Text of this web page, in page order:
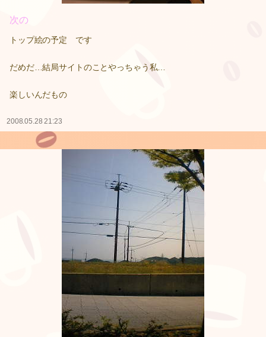
次の
トップ絵の予定 です
だめだ…結局サイトのことやっちゃう私…
楽しいんだもの
2008.05.28 21:23